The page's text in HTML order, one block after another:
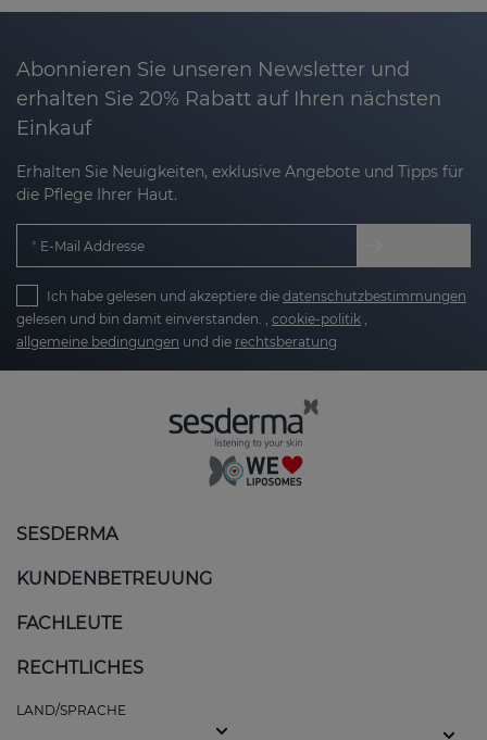
Abonnieren Sie unseren Newsletter und
erhalten Sie 20% Rabatt auf Ihren nächsten
Einkauf
Erhalten Sie Neuigkeiten, exklusive Angebote und Tipps für
die Pflege Ihrer Haut.
E-Mail Addresse
Ich habe gelesen und akzeptiere die datenschutzbestimmungen
gelesen und bin damit einverstanden. , cookie-politik
allgemeine bedingungen und die rechtsberatung
SESDERMA
KUNDENBETREUUNG
FACHLEUTE
RECHTLICHES
LAND/SPRACHE